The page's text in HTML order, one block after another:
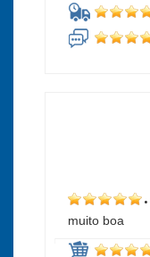
•
muito boa